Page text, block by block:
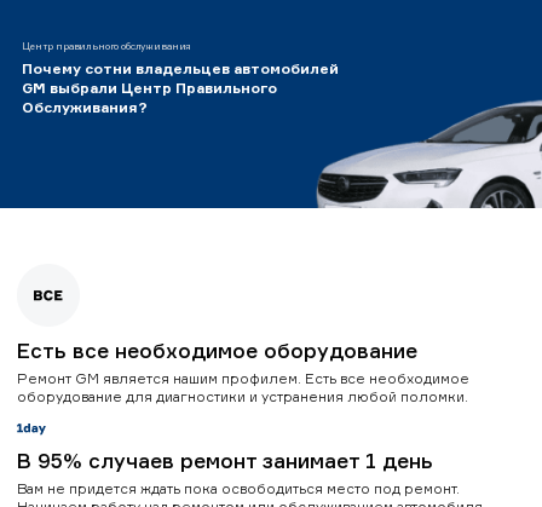
Центр правильного обслуживания
Почему сотни владельцев автомобилей
GM выбрали Центр Правильного
Обслуживания?
Есть все необходимое оборудование
Ремонт GM является нашим профилем. Есть все необходимое
оборудование для диагностики и устранения любой поломки.
В 95% случаев ремонт занимает 1 день
Вам не придется ждать пока освободиться место под ремонт.